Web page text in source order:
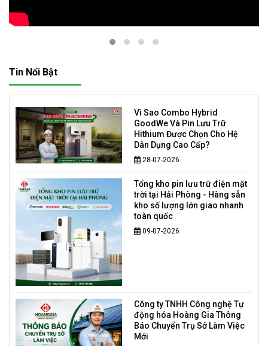
Tin Nổi Bật
Vì Sao Combo Hybrid
GoodWe Và Pin Lưu Trữ
Hithium Được Chọn Cho Hệ
Dân Dụng Cao Cấp?
28-07-2026
Tổng kho pin lưu trữ điện mặt
trời tại Hải Phòng - Hàng sẵn
kho số lượng lớn giao nhanh
toàn quốc
09-07-2026
Công ty TNHH Công nghệ Tự
động hóa Hoàng Gia Thông
Báo Chuyển Trụ Sở Làm Việc
Mới